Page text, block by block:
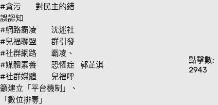
#貪污
對民主的錯
誤認知
#網路霸凌
#兒福聯盟
#社群網路
#媒體素養
#社群媒體
沈迷社
群引發
霸凌、
恐懼症
兒福呼
籲建立「平台機制」、
「數位排毒」
郭芷淇
點擊數:
2943